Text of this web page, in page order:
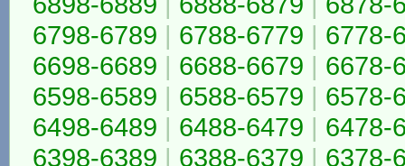
6798-6789 | 6788-6779 | 6778-
6698-6689 | 6688-6679 | 6678-
6598-6589 | 6588-6579 | 6578-
6498-6489 | 6488-6479 | 6478-
6398-6389 | 6388-6379 | 6378-